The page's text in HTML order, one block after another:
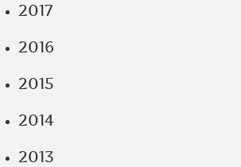
2017
2016
2015
2014
2013